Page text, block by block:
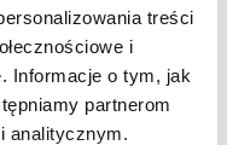
treści
i
Informacje o tym, jak
partnerom
analitycznym.